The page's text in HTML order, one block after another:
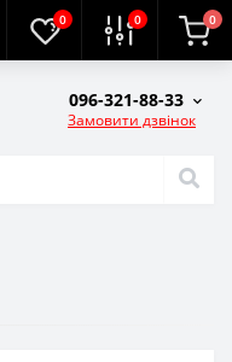
0 0 0
096-321-88-33
Замовити дзвінок